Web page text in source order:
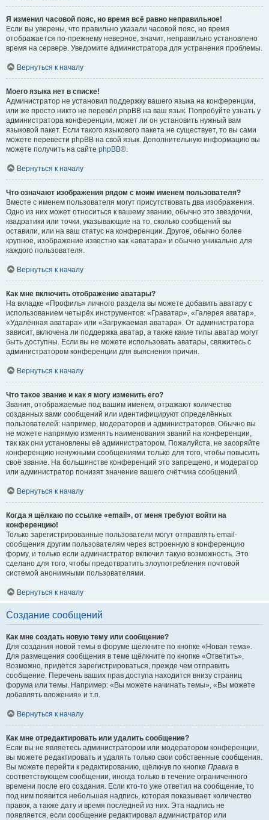
Я изменил часовой пояс, но время всё равно неправильное!
Если вы уверены, что правильно указали часовой пояс, но время
отображается по-прежнему неверное, значит, неправильно установлено
время на сервере. Уведомите администратора для устранения проблемы.
Вернуться к началу
Моего языка нет в списке!
Администратор не установил поддержку вашего языка на конференции,
или же просто никто не перевёл phpBB на ваш язык. Попробуйте узнать у
администратора конференции, может ли он установить нужный вам
языковой пакет. Если такого языкового пакета не существует, то вы сами
можете перевести phpBB на свой язык. Дополнительную информацию вы
можете получить на сайте phpBB®.
Вернуться к началу
Что означают изображения рядом с моим именем пользователя?
Вместе с именем пользователя могут присутствовать два изображения.
Одно из них может относиться к вашему званию, обычно это звёздочки,
квадратики или точки, указывающие на то, сколько сообщений вы
оставили, или на ваш статус на конференции. Другое, обычно более
крупное, изображение известно как «аватара» и обычно уникально для
каждого пользователя.
Вернуться к началу
Как мне включить отображение аватары?
На вкладке «Профиль» личного раздела вы можете добавить аватару с
использованием четырёх инструментов: «Граватар», «Галерея аватар»,
«Удалённая аватара» или «Загружаемая аватара». От администратора
зависит, включена ли поддержка аватар, а также какие типы аватар могут
быть доступны. Если вы не можете использовать аватары, свяжитесь с
администратором конференции для выяснения причин.
Вернуться к началу
Что такое звание и как я могу изменить его?
Звания, отображаемые под вашим именем, отражают количество
созданных вами сообщений или идентифицируют определённых
пользователей: например, модераторов и администраторов. Обычно вы
не можете напрямую изменять наименования званий на конференции,
так как они установлены её администратором. Пожалуйста, не засоряйте
конференцию ненужными сообщениями только для того, чтобы повысить
своё звание. На большинстве конференций это запрещено, и модератор
или администратор понизят значение вашего счётчика сообщений.
Вернуться к началу
Когда я щёлкаю по ссылке «email», от меня требуют войти на
конференцию!
Только зарегистрированные пользователи могут отправлять email-
сообщения другим пользователям через встроенную в конференцию
форму, и только если администратор включил такую возможность. Это
сделано для того, чтобы предотвратить злоупотребления почтовой
системой анонимными пользователями.
Вернуться к началу
Создание сообщений
Как мне создать новую тему или сообщение?
Для создания новой темы в форуме щёлкните по кнопке «Новая тема».
Для размещения сообщения в теме щёлкните по кнопке «Ответить».
Возможно, придётся зарегистрироваться, прежде чем отправить
сообщение. Перечень ваших прав доступа находится внизу страниц
форума или темы. Например: «Вы можете начинать темы», «Вы можете
добавлять вложения» и т.п.
Вернуться к началу
Как мне отредактировать или удалить сообщение?
Если вы не являетесь администратором или модератором конференции,
вы можете редактировать и удалять только свои собственные сообщения.
Вы можете перейти к редактированию, щёлкнув по кнопке Правка в
соответствующем сообщении, иногда только в течение ограниченного
времени после его создания. Если кто-то уже ответил на сообщение, то
под ним появится небольшая надпись, которая показывает количество
правок, а также дату и время последней из них. Эта надпись не
появляется, если сообщение редактировал администратор или